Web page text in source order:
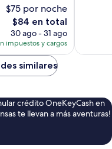
$75 por noche
El
precio
actual
es
de
$84
$84 en total
30 ago - 31 ago
impuestos y cargos
similares
crédito OneKeyCash en
te llevan a más aventuras!